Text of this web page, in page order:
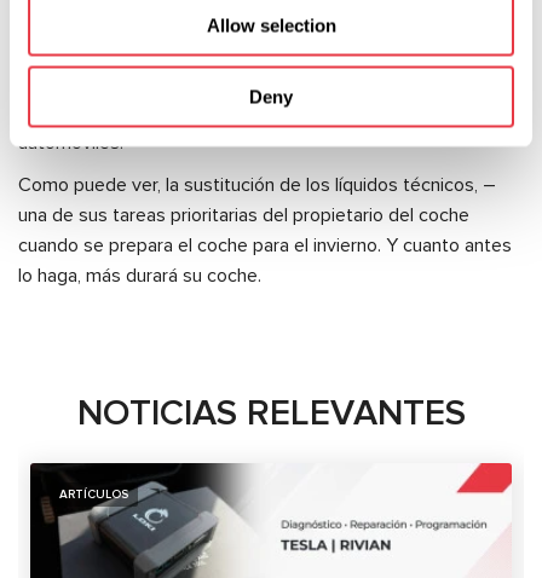
Allow selection
Deny
Cómo sustituir.
Póngase en contacto con un centro de servicio de
automóviles.
Como puede ver, la sustitución de los líquidos técnicos, –
una de sus tareas prioritarias del propietario del coche
cuando se prepara el coche para el invierno. Y cuanto antes
lo haga, más durará su coche.
NOTICIAS RELEVANTES
ARTÍCULOS